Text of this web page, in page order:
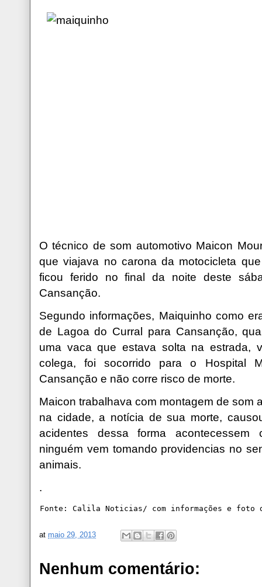
O técnico de som automotivo Maicon
que viajava no carona da motocicleta
ficou ferido no final da noite deste
Cansanção.
Segundo informações, Maiquinho como
de Lagoa do Curral para Cansanção,
uma vaca que estava solta na estrada,
colega, foi socorrido para o Hospital
Cansanção e não corre risco de morte.
Maicon trabalhava com montagem de som
na cidade, a notícia de sua morte,
acidentes dessa forma acontecessem
ninguém vem tomando providencias no
animais.
.
Fonte: Calila Noticias/ com informações e foto
at maio 29, 2013
Nenhum comentário: